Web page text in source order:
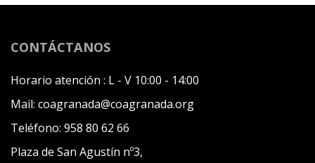
CONTÁCTANOS
Horario atención : L - V 10:00 - 14:00
Mail: coagranada@coagranada.org
Teléfono: 958 80 62 66
Plaza de San Agustín nº3,